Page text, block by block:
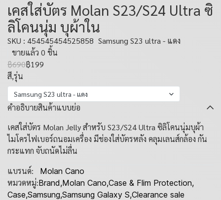
เคสใส่บัตร Molan S23/S24 Ultra ซิ
ลิโคนนุ่ม บุผ้าใน
SKU : 454545454525858 Samsung S23 ultra - แดง
ขายแล้ว 0 ชิ้น
฿690฿199
สี,รุ่น
Samsung S23 ultra - แดง
คำอธิบายสินค้าแบบย่อ
เคสใส่บัตร Molan Jelly สำหรับ S23/S24 Ultra ซิลิโคนนุ่มบุผ้า
ไมโครไฟเบอร์ถนอมเครื่อง มีช่องใส่บัตรหลัง คลุมเลนส์กล้อง กัน
กระแทก จับถนัดไม่ลื่น
แบรนด์:
Molan Cano
หมวดหมู่:Brand,Molan Cano,Case & Flim Protection,
Case,Samsung,Samsung Galaxy S,Clearance sale